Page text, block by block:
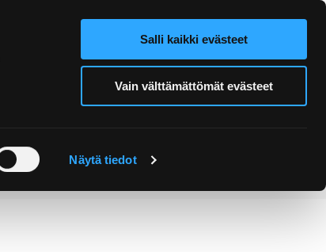
Näytä tiedot
Salli kaikki evästeet
Vain välttämättömät evästeet
Hae sivustolta